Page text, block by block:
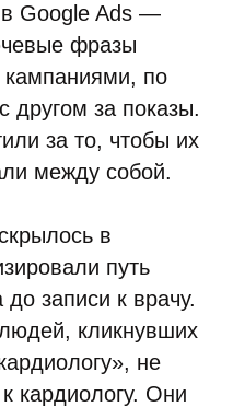
Google Ads —
фразы
по
другом за показы.
за то, чтобы их
между собой.
в
путь
до записи к врачу.
кликнувших
не
кардиологу. Они